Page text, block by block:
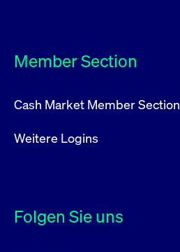
Member Section
Cash Market Member Section
Weitere Logins
Folgen Sie uns